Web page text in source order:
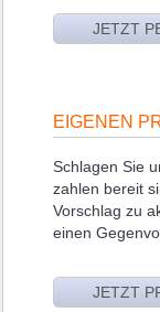
EIGENEN
Schlagen Sie
zahlen bereit
Vorschlag zu
einen